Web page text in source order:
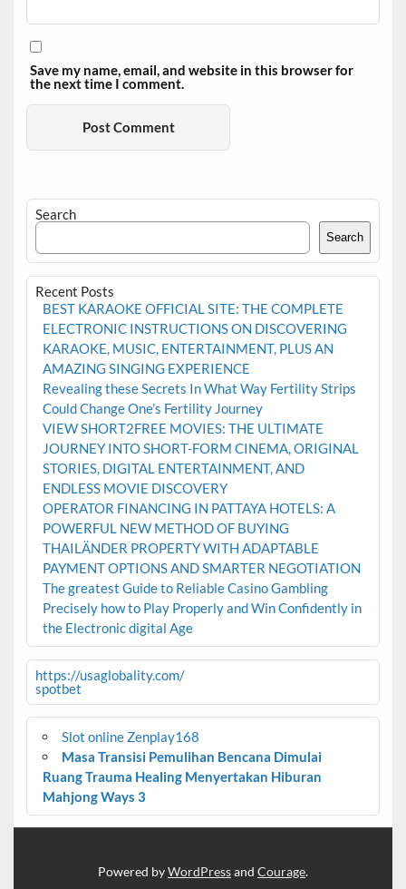
Save my name, email, and website in this browser for
the next time I comment.
Search
Search
Recent Posts
BEST KARAOKE OFFICIAL SITE: THE COMPLETE
ELECTRONIC INSTRUCTIONS ON DISCOVERING
KARAOKE, MUSIC, ENTERTAINMENT, PLUS AN
AMAZING SINGING EXPERIENCE
Revealing these Secrets In What Way Fertility Strips
Could Change One’s Fertility Journey
VIEW SHORT2FREE MOVIES: THE ULTIMATE
JOURNEY INTO SHORT-FORM CINEMA, ORIGINAL
STORIES, DIGITAL ENTERTAINMENT, AND
ENDLESS MOVIE DISCOVERY
OPERATOR FINANCING IN PATTAYA HOTELS: A
POWERFUL NEW METHOD OF BUYING
THAILÄNDER PROPERTY WITH ADAPTABLE
PAYMENT OPTIONS AND SMARTER NEGOTIATION
The greatest Guide to Reliable Casino Gambling
Precisely how to Play Properly and Win Confidently in
the Electronic digital Age
https://usaglobality.com/
spotbet
Slot online Zenplay168
Masa Transisi Pemulihan Bencana Dimulai
Ruang Trauma Healing Menyertakan Hiburan
Mahjong Ways 3
Powered byWordPressand Courage.